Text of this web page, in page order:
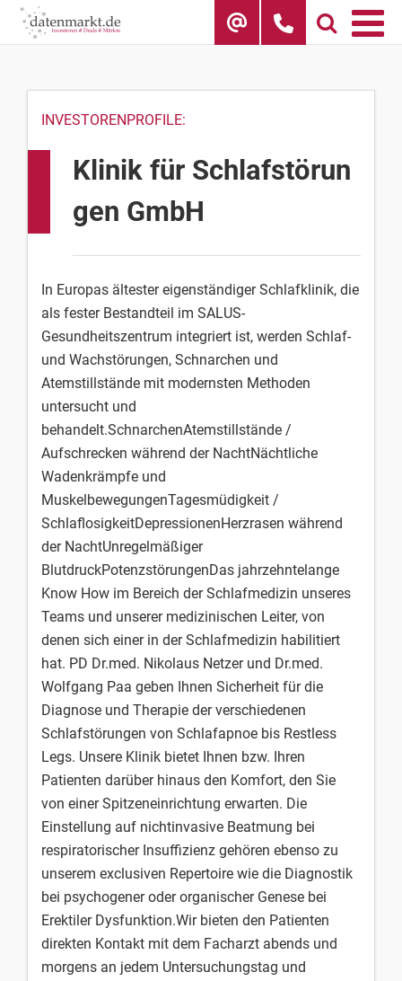
Skip
INVESTORENPROFILE:
Klinik für Schlafstörun
gen GmbH
In Europas ältester eigenständiger Schlafklinik, die
als fester Bestandteil im SALUS-
Gesundheitszentrum integriert ist, werden Schlaf-
und Wachstörungen, Schnarchen und
Atemstillstände mit modernsten Methoden
untersucht und
behandelt.SchnarchenAtemstillstände /
Aufschrecken während der NachtNächtliche
Wadenkrämpfe und
MuskelbewegungenTagesmüdigkeit /
SchlaflosigkeitDepressionenHerzrasen während
der NachtUnregelmäßiger
BlutdruckPotenzstörungenDas jahrzehntelange
Know How im Bereich der Schlafmedizin unseres
Teams und unserer medizinischen Leiter, von
denen sich einer in der Schlafmedizin habilitiert
hat. PD Dr.med. Nikolaus Netzer und Dr.med.
Wolfgang Paa geben Ihnen Sicherheit für die
Diagnose und Therapie der verschiedenen
Schlafstörungen von Schlafapnoe bis Restless
Legs. Unsere Klinik bietet Ihnen bzw. Ihren
Patienten darüber hinaus den Komfort, den Sie
von einer Spitzeneinrichtung erwarten. Die
Einstellung auf nichtinvasive Beatmung bei
respiratorischer Insuffizienz gehören ebenso zu
unserem exclusiven Repertoire wie die Diagnostik
bei psychogener oder organischer Genese bei
Erektiler Dysfunktion.Wir bieten den Patienten
direkten Kontakt mit dem Facharzt abends und
morgens an jedem Untersuchungstag und